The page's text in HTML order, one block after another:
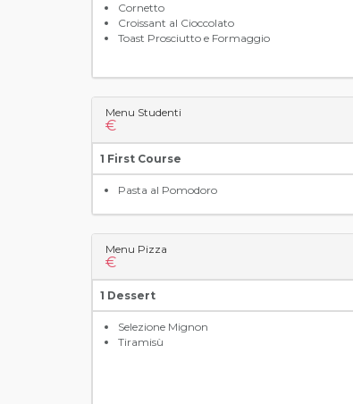
Cornetto
Croissant al Cioccolato
Toast Prosciutto e Formaggio
Menu Studenti
€
1 First Course
Pasta al Pomodoro
Menu Pizza
€
1 Dessert
Selezione Mignon
Tiramisù